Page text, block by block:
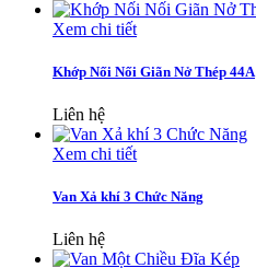
Xem chi tiết
Khớp Nối Nối Giãn Nở Thép 44A
Liên hệ
Xem chi tiết
Van Xả khí 3 Chức Năng
Liên hệ